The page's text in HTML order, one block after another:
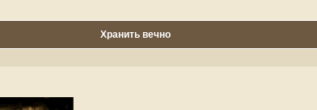
Хранить вечно